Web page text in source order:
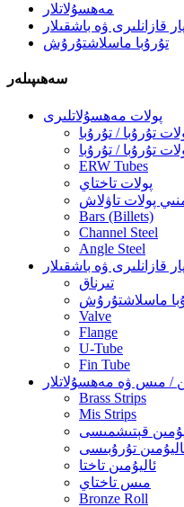
مەھسۇلاتلار
پار قازانلىرى ۋە باشقىلار
تۇرۇبا ماسلاشتۇرۇش
سەھىپىلەر
پولات مەھسۇلاتلىرى
تۇرۇبا / تۇرۇبا
تۇرۇبا / تۇرۇبا
ERW Tubes
پولات تاختاي
پولات تاۋلاش
Bars (Billets)
Channel Steel
Angle Steel
پار قازانلىرى ۋە باشقىلار
تىرناق
ماسلاشتۇرۇش
Valve
Flange
U-Tube
Fin Tube
/ مىس ۋە مەھسۇلاتلار
Brass Strips
Mis Strips
قېتىشمىسى
تۇرۇبىسى
ئاليۇمىن تاختا
مىس تاختاي
Bronze Roll